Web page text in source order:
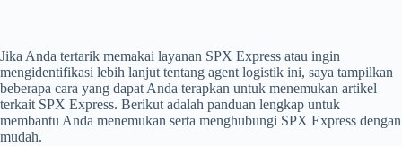
Jika Anda tertarik memakai layanan SPX Express atau ingin
mengidentifikasi lebih lanjut tentang agent logistik ini, saya tampilkan
beberapa cara yang dapat Anda terapkan untuk menemukan artikel
terkait SPX Express. Berikut adalah panduan lengkap untuk
membantu Anda menemukan serta menghubungi SPX Express dengan
mudah.